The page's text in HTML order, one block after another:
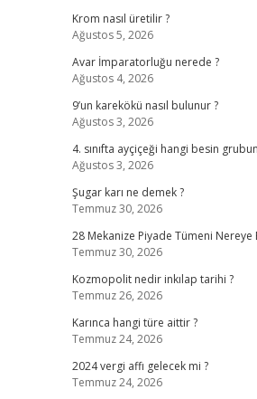
Krom nasıl üretilir ?
Ağustos 5, 2026
Avar İmparatorluğu nerede ?
Ağustos 4, 2026
9’un karekökü nasıl bulunur ?
Ağustos 3, 2026
4. sınıfta ayçiçeği hangi besin
Ağustos 3, 2026
Şugar karı ne demek ?
Temmuz 30, 2026
28 Mekanize Piyade Tümeni Nereye
Temmuz 30, 2026
Kozmopolit nedir inkılap tarihi ?
Temmuz 26, 2026
Karınca hangi türe aittir ?
Temmuz 24, 2026
2024 vergi affı gelecek mi ?
Temmuz 24, 2026